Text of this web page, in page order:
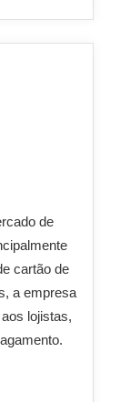
de
cartão de
a empresa
lojistas,